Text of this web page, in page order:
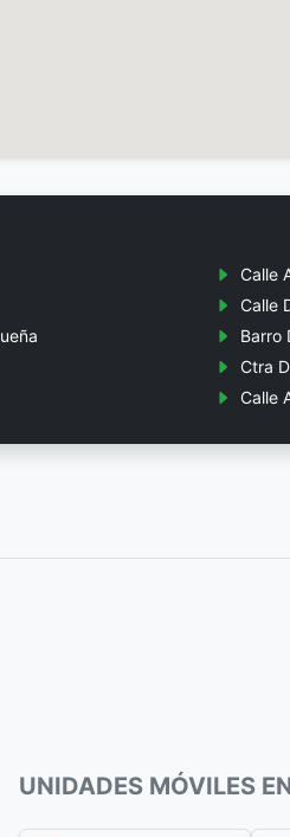
Calle
Calle
Barro
Ctra
Calle
UNIDADES MÓVILES